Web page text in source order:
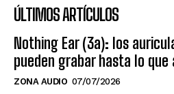
ÚLTIMOS ARTÍCULOS
Nothing Ear (3a): los
pueden grabar hasta lo
ZONA AUDIO 07/07/2026